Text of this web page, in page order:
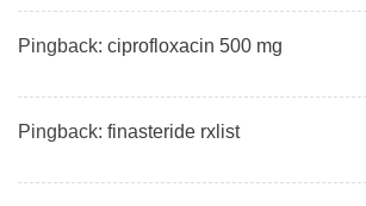
Pingback: ciprofloxacin 500 mg
Pingback: finasteride rxlist